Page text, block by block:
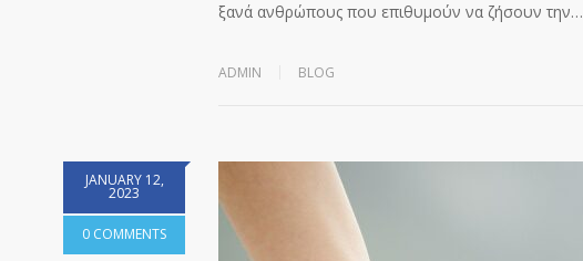
ξανά ανθρώπους που επιθυμούν να ζήσουν την…
ADMIN BLOG
JANUARY 12,
2023
0 COMMENTS